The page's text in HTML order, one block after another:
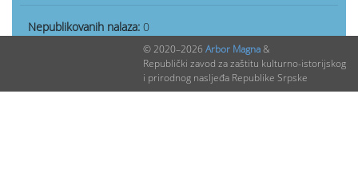
Nepublikovanih nalaza: 0
© 2020–2026 Arbor Magna&
Republički zavod za zaštitu kulturno-istorijskog
i prirodnog nasljeđa Republike Srpske